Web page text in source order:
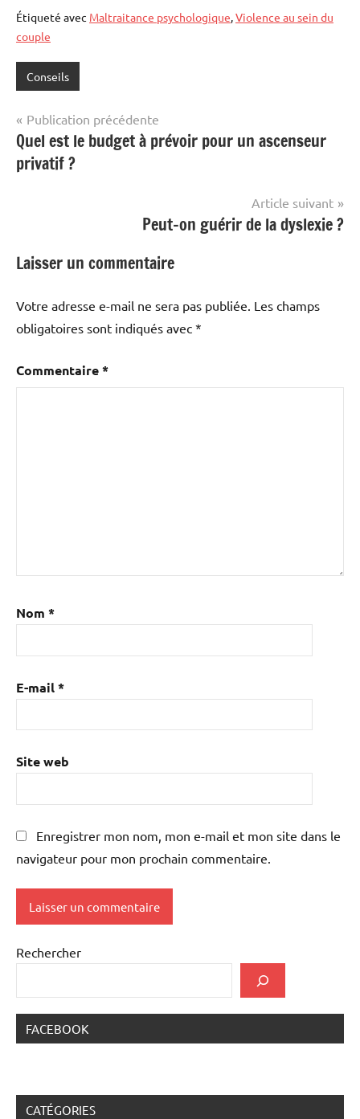
Étiqueté avec Maltraitance psychologique Violence au sein du
couple
Conseils
Navigation
de
l’article
Publication précédente
Quel est le budget à prévoir pour un ascenseur
privatif ?
Article suivant
Peut-on guérir de la dyslexie ?
Laisser un commentaire
Votre adresse e-mail ne sera pas publiée. Les champs
obligatoires sont indiqués avec *
Commentaire*
Nom *
E-mail*
Site web
Enregistrer mon nom, mon e-mail et mon site dans le
navigateur pour mon prochain commentaire.
Rechercher
FACEBOOK
CATÉGORIES